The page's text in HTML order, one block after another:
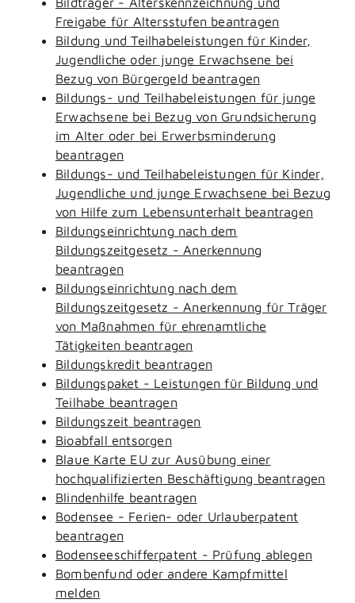
Freigabe für Altersstufen beantragen
Bildung und Teilhabeleistungen für Kinder,
Jugendliche oder junge Erwachsene bei
Bezug von Bürgergeld beantragen
Bildungs- und Teilhabeleistungen für junge
Erwachsene bei Bezug von Grundsicherung
im Alter oder bei Erwerbsminderung
beantragen
Bildungs- und Teilhabeleistungen für Kinder,
Jugendliche und junge Erwachsene bei Bezug
von Hilfe zum Lebensunterhalt beantragen
Bildungseinrichtung nach dem
Bildungszeitgesetz - Anerkennung
beantragen
Bildungseinrichtung nach dem
Bildungszeitgesetz - Anerkennung für Träger
von Maßnahmen für ehrenamtliche
Tätigkeiten beantragen
Bildungskredit beantragen
Bildungspaket - Leistungen für Bildung und
Teilhabe beantragen
Bildungszeit beantragen
Bioabfall entsorgen
Blaue Karte EU zur Ausübung einer
hochqualifizierten Beschäftigung beantragen
Blindenhilfe beantragen
Bodensee - Ferien- oder Urlauberpatent
beantragen
Bodenseeschifferpatent - Prüfung ablegen
Bombenfund oder andere Kampfmittel
melden